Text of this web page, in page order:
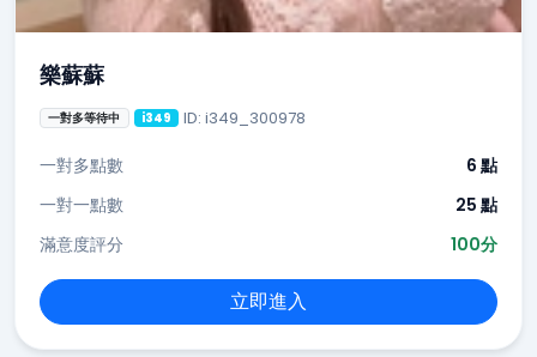
樂蘇蘇
一對多等待中 i349 ID: i349_300978
一對多點數
6 點
一對一點數
25 點
滿意度評分
100分
立即進入